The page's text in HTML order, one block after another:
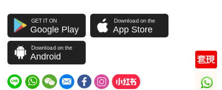
GET IT ON
Google Play
Download on the
App Store
Download on the
Android